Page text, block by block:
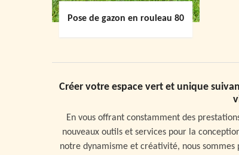
Pose de gazon en rouleau 80
Créer votre espace vert et unique
En vous offrant constamment des
nouveaux outils et services pour la
notre dynamisme et créativité, nous